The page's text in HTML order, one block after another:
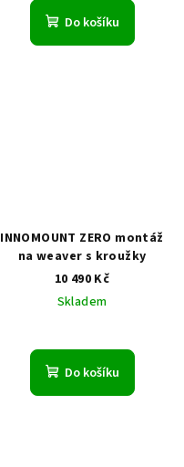
Do košíku
INNOMOUNT ZERO montáž
na weaver s kroužky
10 490 Kč
Skladem
Do košíku